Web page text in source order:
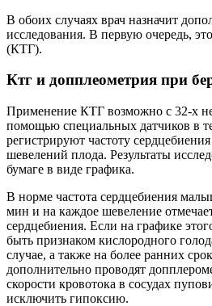
В обоих случаях врач назначит
исследования. В первую очередь,
(КТГ).
Ктг и допплеометрия при
Применение КТГ возможно с 32-х
помощью специальных датчиков в
регистрируют частоту
шевелений плода. Результаты
бумаге в виде графика.
В норме частота сердцебиения
мин и на каждое шевеление
сердцебиения. Если на графике
быть признаком кислородного
случае, а также на более ранних
дополнительно проводят
скорости кровотока в сосудах
исключить гипоксию.